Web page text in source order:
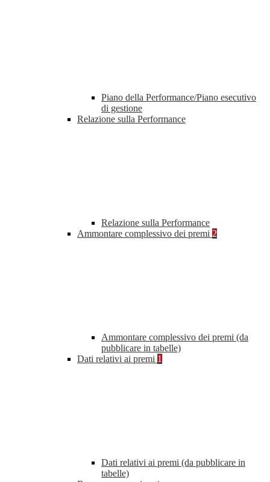
Piano della Performance/Piano esecutivo
di gestione
Relazione sulla Performance
Relazione sulla Performance
Ammontare complessivo dei premi 2
Ammontare complessivo dei premi (da
pubblicare in tabelle)
Dati relativi ai premi 1
Dati relativi ai premi (da pubblicare in
tabelle)